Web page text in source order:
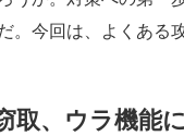
。今回は、よくある
取、ウラ機能